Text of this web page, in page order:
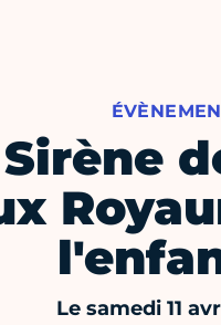
Le samedi 11